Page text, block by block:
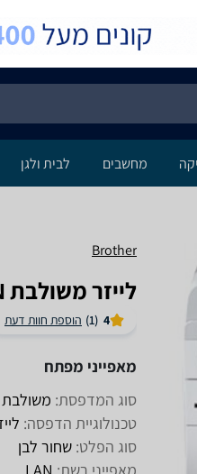
מחשבים לבית ולגן
Brother
‏לייזר ‏משולבת Brother MFC8370DN
4
(1) הוספת חוות דעת
מאפייני מפתח
סוג המדפסת: משולבת
טכנולוגיית הדפסה:
סוג הפלט: שחור לבן